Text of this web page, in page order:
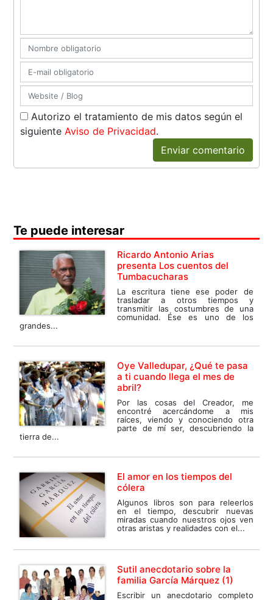
Autorizo el tratamiento de mis datos según el
siguienteAviso de Privacidad.
Enviar comentario
Te puede interesar
Ricardo Antonio Arias
presenta Los cuentos del
Tumbacucharas
La escritura tiene ese poder de
trasladar a otros tiempos y
transmitir las costumbres de una
comunidad. Ése es uno de los
grandes...
Oye Valledupar, ¿Qué te pasa
a ti cuando llega el mes de
abril?
Por las cosas del Creador, me
encontré acercándome a mis
raíces, viendo y conociendo otra
parte de mí ser, descubriendo la
tierra de...
El amor en los tiempos del
cólera
Algunos libros son para releerlos
en el tiempo, descubrir nuevas
miradas cuando nuestros ojos ven
otras aristas y realidades con el...
Sutil anecdotario sobre la
familia García Márquez (1)
Escribir un anecdotario completo